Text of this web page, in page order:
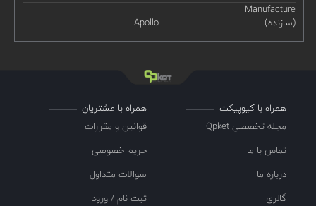
Manufacture
(سازنده)
Apollo
همراه با کیوپیکت
مجله تخصصی Qpket
تماس با ما
درباره ما
گالری
همراه با مشتریان
قوانین و مقررات
حریم خصوصی
سوالات متداول
ثبت نام / ورود